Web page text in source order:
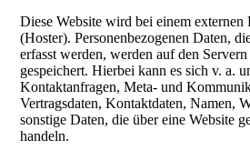
Diese Website wird bei einem externen
(Hoster). Personenbezogenen Daten,
erfasst werden, werden auf den
gespeichert. Hierbei kann es sich v. a.
Kontaktanfragen, Meta- und
Vertragsdaten, Kontaktdaten, Namen,
sonstige Daten, die über eine Website
handeln.